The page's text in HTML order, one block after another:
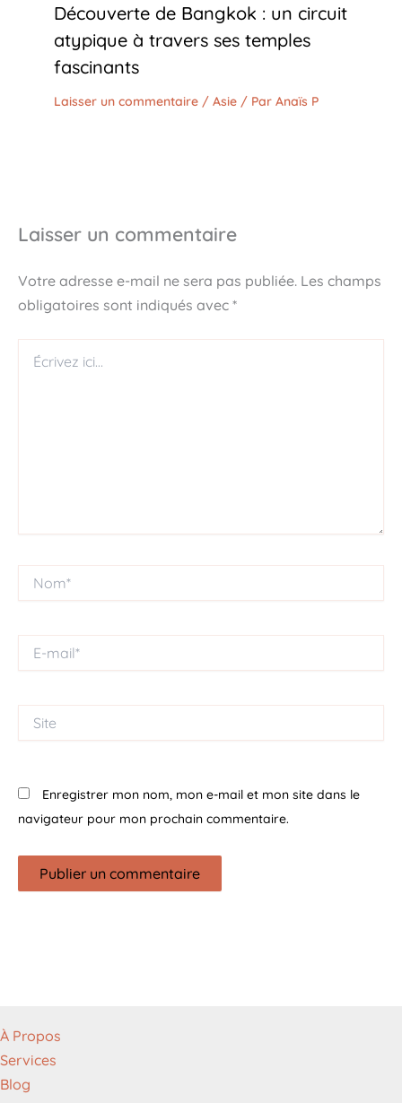
Découverte de Bangkok : un circuit
atypique à travers ses temples
fascinants
Laisser un commentaire / Asie / Par Anaïs P
Laisser un commentaire
Votre adresse e-mail ne sera pas publiée. Les champs
obligatoires sont indiqués avec *
ici…
mail*
Enregistrer mon nom, mon e-mail et mon site dans le
navigateur pour mon prochain commentaire.
À Propos
Services
Blog